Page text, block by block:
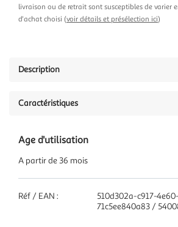
livraison ou de retrait sont susceptibles de varier
d'achat choisi (voir détails et présélection ici)
Description
Caractéristiques
Age d'utilisation
A partir de 36 mois
Réf / EAN :
510d302a-c917-
71c5ee840a83 /